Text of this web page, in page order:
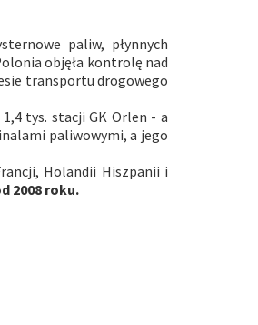
paliw, płynnych
objęła kontrolę nad
transportu drogowego
tys. stacji GK Orlen - a
paliwowymi, a jego
Holandii Hiszpanii i
2008 roku.